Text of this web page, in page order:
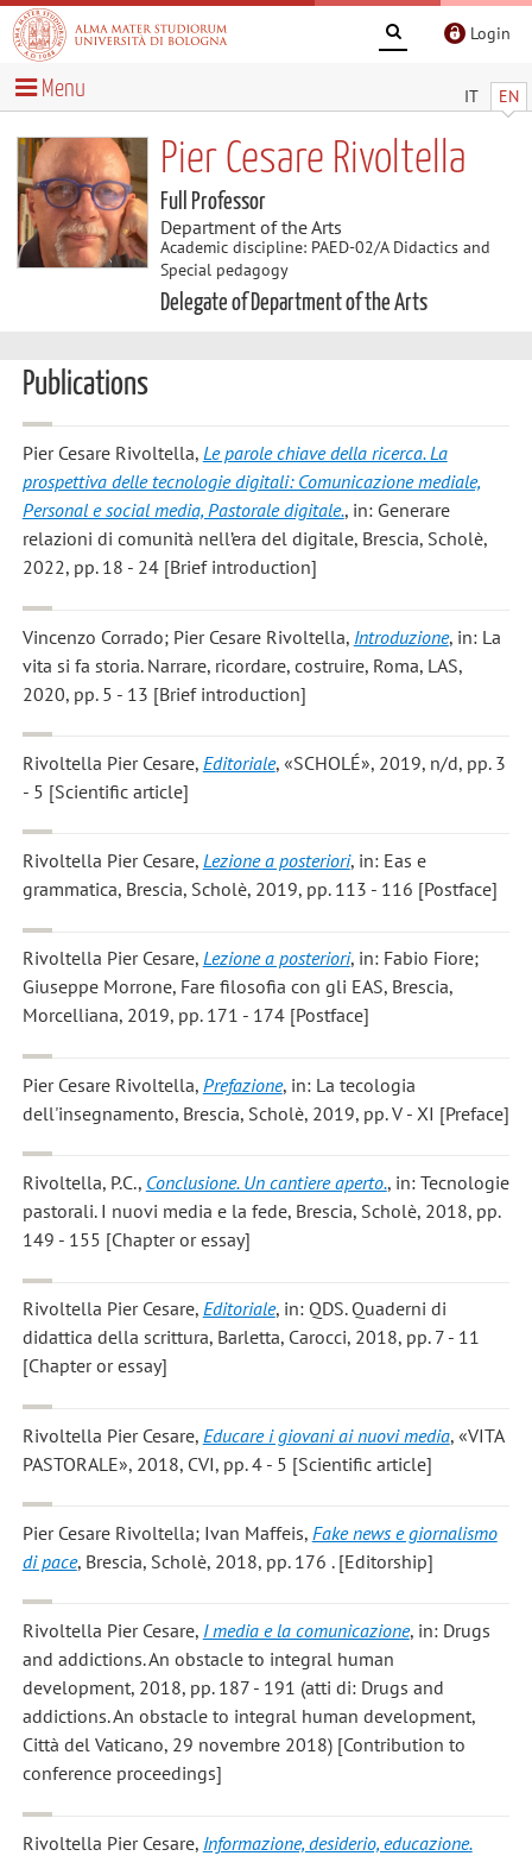
Login
IT EN
Menu
Pier Cesare Rivoltella
Full Professor
Department of the Arts
Academic discipline: PAED-02/A Didactics and
Special pedagogy
Delegate of Department of the Arts
Publications
Pier Cesare Rivoltella, Le parole chiave della ricerca. La
prospettiva delle tecnologie digitali: Comunicazione mediale,
Personal e social media, Pastorale digitale., in: Generare
relazioni di comunità nell’era del digitale, Brescia, Scholè,
2022, pp. 18 - 24 [Brief introduction]
Vincenzo Corrado; Pier Cesare Rivoltella, Introduzione, in: La
vita si fa storia. Narrare, ricordare, costruire, Roma, LAS,
2020, pp. 5 - 13 [Brief introduction]
Rivoltella Pier Cesare, Editoriale, «SCHOLÉ», 2019, n/d, pp. 3
- 5 [Scientific article]
Rivoltella Pier Cesare, Lezione a posteriori, in: Eas e
grammatica, Brescia, Scholè, 2019, pp. 113 - 116 [Postface]
Rivoltella Pier Cesare, Lezione a posteriori, in: Fabio Fiore;
Giuseppe Morrone, Fare filosofia con gli EAS, Brescia,
Morcelliana, 2019, pp. 171 - 174 [Postface]
Pier Cesare Rivoltella, Prefazione, in: La tecologia
dell'insegnamento, Brescia, Scholè, 2019, pp. V - XI [Preface]
Rivoltella, P.C., Conclusione. Un cantiere aperto., in: Tecnologie
pastorali. I nuovi media e la fede, Brescia, Scholè, 2018, pp.
149 - 155 [Chapter or essay]
Rivoltella Pier Cesare, Editoriale, in: QDS. Quaderni di
didattica della scrittura, Barletta, Carocci, 2018, pp. 7 - 11
[Chapter or essay]
Rivoltella Pier Cesare, Educare i giovani ai nuovi media, «VITA
PASTORALE», 2018, CVI, pp. 4 - 5 [Scientific article]
Pier Cesare Rivoltella; Ivan Maffeis, Fake news e giornalismo
di pace, Brescia, Scholè, 2018, pp. 176 . [Editorship]
Rivoltella Pier Cesare, I media e la comunicazione, in: Drugs
and addictions. An obstacle to integral human
development, 2018, pp. 187 - 191 (atti di: Drugs and
addictions. An obstacle to integral human development,
Città del Vaticano, 29 novembre 2018) [Contribution to
conference proceedings]
Rivoltella Pier Cesare, Informazione, desiderio, educazione.